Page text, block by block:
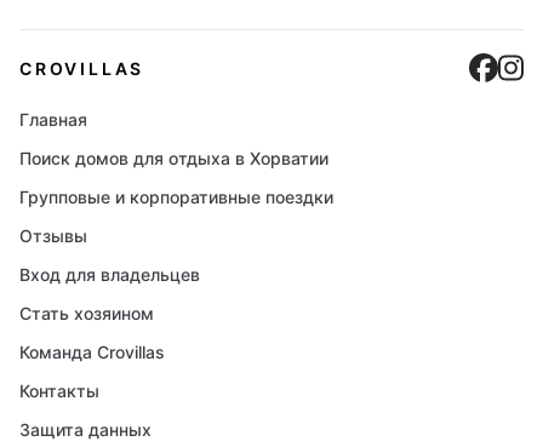
CROVILLAS
Главная
Поиск домов для отдыха в Хорватии
Групповые и корпоративные поездки
Отзывы
Вход для владельцев
Стать хозяином
Команда Crovillas
Контакты
Защита данных